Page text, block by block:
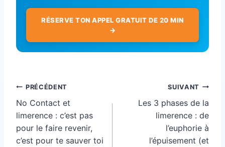
RÉSERVE TON APPEL GRATUIT DE 20 MIN
→
Navigation
de
l’article
PRÉCÉDENT
No Contact et
limerence : c’est pas
pour le faire revenir,
c’est pour te sauver toi
SUIVANT
Les 3 phases de la
limerence : de
l’euphorie à
l’épuisement (et